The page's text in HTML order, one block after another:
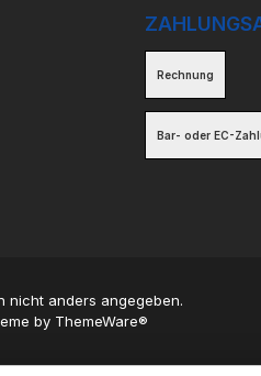
Rechnung
Bar- oder EC-
nicht anders angegeben.
by ThemeWare®